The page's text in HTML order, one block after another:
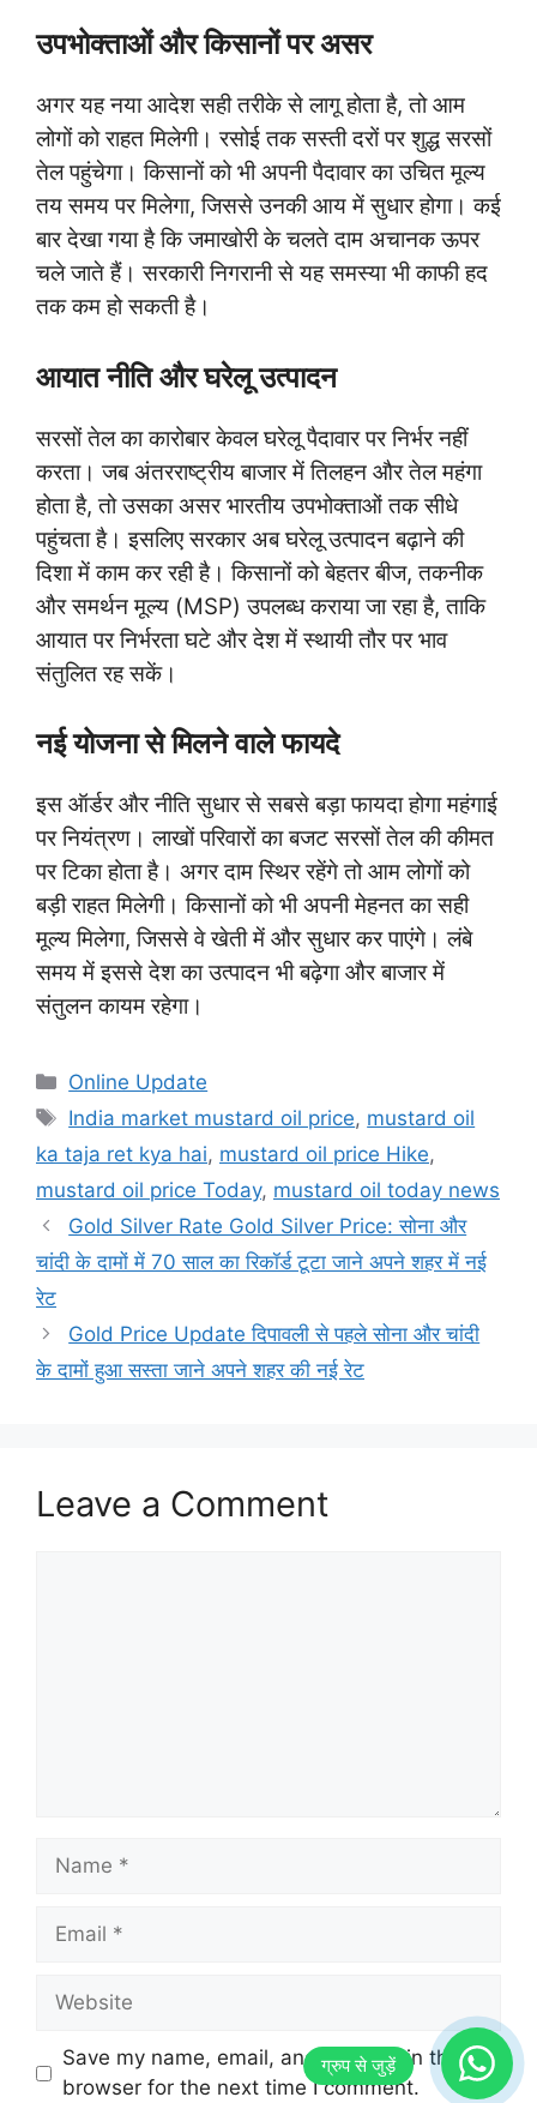
उपभोक्ताओं और किसानों पर असर
अगर यह नया आदेश सही तरीके से लागू होता है, तो आम
लोगों को राहत मिलेगी। रसोई तक सस्ती दरों पर शुद्ध सरसों
तेल पहुंचेगा। किसानों को भी अपनी पैदावार का उचित मूल्य
तय समय पर मिलेगा, जिससे उनकी आय में सुधार होगा। कई
बार देखा गया है कि जमाखोरी के चलते दाम अचानक ऊपर
चले जाते हैं। सरकारी निगरानी से यह समस्या भी काफी हद
तक कम हो सकती है।
आयात नीति और घरेलू उत्पादन
सरसों तेल का कारोबार केवल घरेलू पैदावार पर निर्भर नहीं
करता। जब अंतरराष्ट्रीय बाजार में तिलहन और तेल महंगा
होता है, तो उसका असर भारतीय उपभोक्ताओं तक सीधे
पहुंचता है। इसलिए सरकार अब घरेलू उत्पादन बढ़ाने की
दिशा में काम कर रही है। किसानों को बेहतर बीज, तकनीक
और समर्थन मूल्य (MSP) उपलब्ध कराया जा रहा है, ताकि
आयात पर निर्भरता घटे और देश में स्थायी तौर पर भाव
संतुलित रह सकें।
नई योजना से मिलने वाले फायदे
इस ऑर्डर और नीति सुधार से सबसे बड़ा फायदा होगा महंगाई
पर नियंत्रण। लाखों परिवारों का बजट सरसों तेल की कीमत
पर टिका होता है। अगर दाम स्थिर रहेंगे तो आम लोगों को
बड़ी राहत मिलेगी। किसानों को भी अपनी मेहनत का सही
मूल्य मिलेगा, जिससे वे खेती में और सुधार कर पाएंगे। लंबे
समय में इससे देश का उत्पादन भी बढ़ेगा और बाजार में
संतुलन कायम रहेगा।
Categories
Online Update
Tags
India market mustard oil price, mustard oil
ka taja ret kya hai, mustard oil price Hike,
mustard oil price Today, mustard oil today news
Gold Silver Rate Gold Silver Price: सोना और
चांदी के दामों में 70 साल का रिकॉर्ड टूटा जाने अपने शहर में नई
रेट
Gold Price Update दिपावली से पहले सोना और चांदी
के दामों हुआ सस्ता जाने अपने शहर की नई रेट
Leave a Comment
Name
Email
Website
Save my name, email, and website in this
browser for the next time I comment.